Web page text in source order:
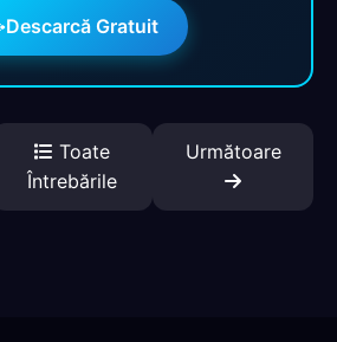
Descarcă Gratuit
Toate
Întrebările
Următoare